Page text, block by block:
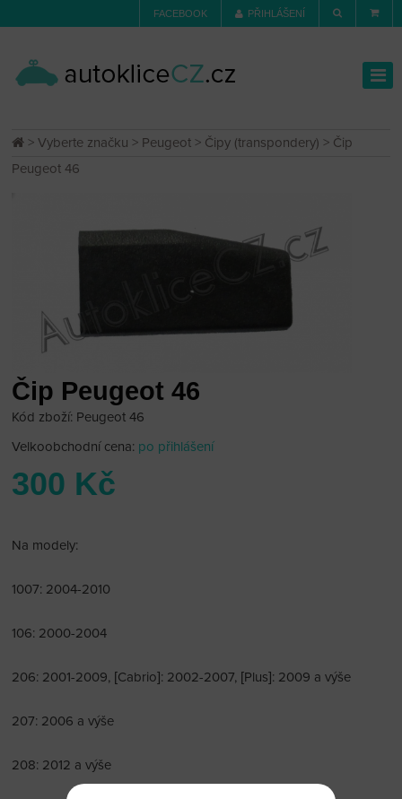
FACEBOOK PŘIHLÁŠENÍ
>Vyberte značku > Peugeot > Čipy (transpondery) > Čip
Peugeot 46
Čip Peugeot 46
Kód zboží: Peugeot 46
Velkoobchodní cena: po přihlášení
300 Kč
Na modely:
1007: 2004-2010
106: 2000-2004
206: 2001-2009, [Cabrio]: 2002-2007, [Plus]: 2009 a výše
207: 2006 a výše
208: 2012 a výše